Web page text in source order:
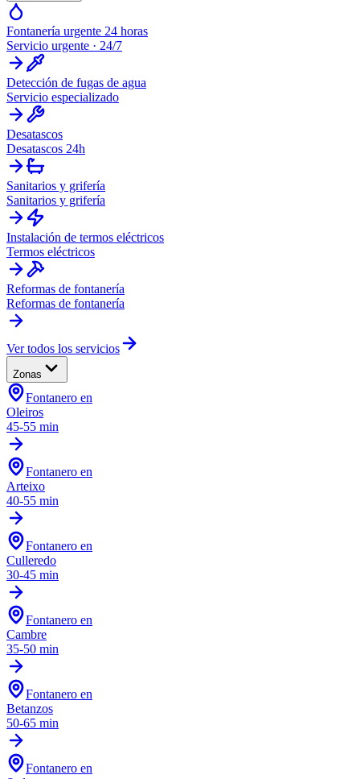
Fontanería urgente 24 horas
Servicio urgente · 24/7
Detección de fugas de agua
Servicio especializado
Desatascos
Desatascos 24h
Sanitarios y grifería
Sanitarios y grifería
Instalación de termos eléctricos
Termos eléctricos
Reformas de fontanería
Reformas de fontanería
Ver todos los servicios
Zonas
Fontanero en
Oleiros
45-55 min
Fontanero en
Arteixo
40-55 min
Fontanero en
Culleredo
30-45 min
Fontanero en
Cambre
35-50 min
Fontanero en
Betanzos
50-65 min
Fontanero en